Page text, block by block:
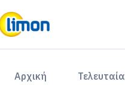
Αρχική (current)Τελευταία